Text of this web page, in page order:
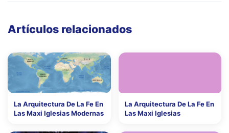
Artículos relacionados
La Arquitectura De La Fe En
Las Maxi Iglesias Modernas
La Arquitectura De La Fe En
Las Maxi Iglesias